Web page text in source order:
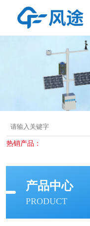
热销产品：
产品中心
PRODUCT